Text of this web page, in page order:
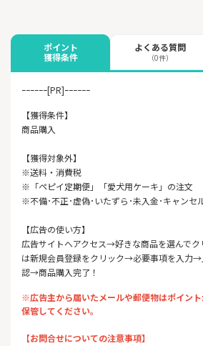
ポイント
獲得条件
よくある質問
（0件）
ｰｰｰｰｰｰ[PR]ｰｰｰｰｰｰ
【獲得条件】
商品購入
【獲得対象外】
※送料・消費税
※「ペピイ定期便」「愛犬用ケーキ」の注文
※不備･不正･虚偽･いたずら･未入金･キャンセ
【広告の使い方】
広告サイトへアクセス→好きな商品を選んで
は新規会員登録をクリック→必要事項を入力
認→商品購入完了！
※広告主から届いたメールや郵便物はポイン
保管してください。
【お問合せについての注意事項】